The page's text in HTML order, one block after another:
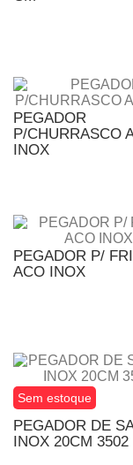
PEGADOR
P/CHURRASCO
INOX
PEGADOR P/
ACO INOX
Sem estoque
PEGADOR DE
INOX 20CM 3502